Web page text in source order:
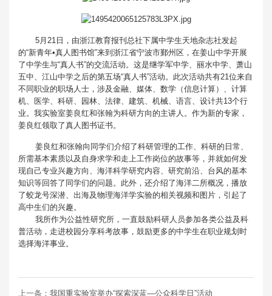
5月21日，由浙江教育报刊总社下属中学生天地杂志社发起
的“新青年•真人图书馆”来到浙江省宁波市鄞州区，在姜山中学开展
了中学生与“真人书”的交流活动。这是继学军中学、丽水中学、萧山
五中、江山中学之后的第五场“真人书”活动。此次活动共有21位来自
不同职业的职场人士，涉及金融、媒体、数学（信息计算）、计算
机、医学、科研、园林、法律、建筑、机械、语言、设计共13个行
业。我实验室姜良红和张翰为科研方向的主讲人。作为新的专家，
姜良红领取了真人图书证书。
姜良红和张翰向同学们介绍了科研管理的工作、科研的日常、
所需基本素质以及自身求学和走上工作岗位的故事等，并就如何发
现自己专业兴趣方向、海洋科学研究内容、研究前沿、台风的基本
知识等回答了同学们的问题。此外，还介绍了海洋二所概况，播放
了蛟龙号深潜、出海及物理海洋学实验的相关视频和图片，引起了
高中生们的兴趣。
我所作为公益性研究所，一直鼓励科研人员参加各类公益及科
普活动，走进校园分享科考故事，鼓励更多的中学生在职业规划时
选择海洋事业。
上一条： 我国重实验室举办“探索深蓝—公众科学日”活动